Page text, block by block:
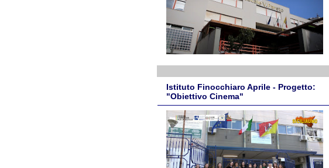
Istituto Finocchiaro Aprile - Progetto:
"Obiettivo Cinema"